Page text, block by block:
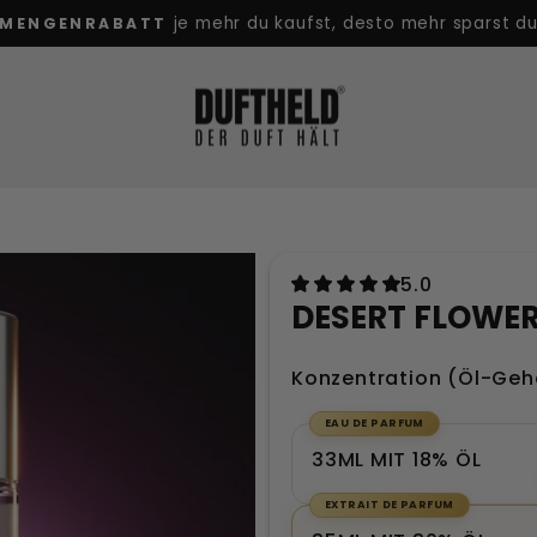
Pause
MENGENRABATT je mehr du kaufst, desto mehr sparst du
5.0
DESERT
Konzentration (Öl-
GRÖSSE
EAU DE PARFUM
33ML MIT 18% ÖL
EXTRAIT DE PARFUM